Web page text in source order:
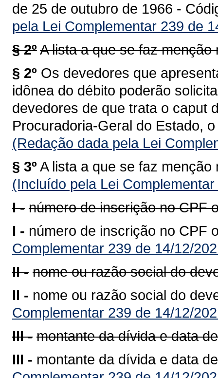
de 25 de outubro de 1966 -
pela Lei Complementar 239 de
§ 2ºA lista a que se faz
§ 2º Os devedores que
idônea do débito poderão
devedores de que trata o caput
Procuradoria-Geral do Estado,
(Redação dada pela Lei
§ 3º A lista a que se faz
(Incluído pela Lei
I - número de inscrição no CPF
I - número de inscrição no CPF
Complementar 239 de 14/12/
II - nome ou razão social do
II - nome ou razão social do
Complementar 239 de 14/12/
III - montante da dívida e data
III - montante da dívida e data